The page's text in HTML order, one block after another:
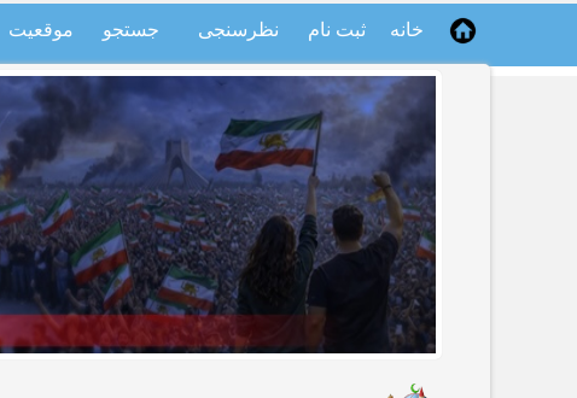
خانه ثبت نام نظرسنجی جستجو موقعیت